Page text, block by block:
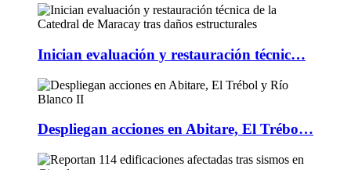
Inician evaluación y restauración técnic…
Despliegan acciones en Abitare, El Trébo…